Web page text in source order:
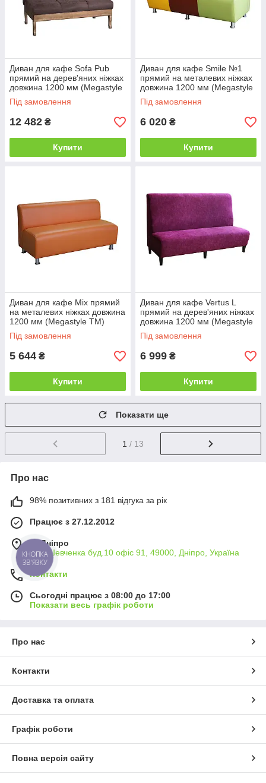
Диван для кафе Sofa Pub
прямий на дерев'яних ніжках
довжина 1200 мм (Megastyle
ТМ)
Під замовлення
12 482 ₴
Купити
Диван для кафе Smile №1
прямий на металевих ніжках
довжина 1200 мм (Megastyle
ТМ)
Під замовлення
6 020 ₴
Купити
Диван для кафе Mix прямий
на металевих ніжках довжина
1200 мм (Megastyle ТМ)
Під замовлення
5 644 ₴
Купити
Диван для кафе Vertus L
прямий на дерев'яних ніжках
довжина 1200 мм (Megastyle
ТМ)
Під замовлення
6 999 ₴
Купити
Показати ще
1 / 13
Про нас
98% позитивних з 181 відгука за рік
Працює з 27.12.2012
м. Дніпро
вул. Шевченка буд.10 офіс 91, 49000, Дніпро, Україна
Контакти
Сьогодні працює з 08:00 до 17:00
Показати весь графік роботи
Про нас
Контакти
Доставка та оплата
Графік роботи
Повна версія сайту
КНОПКА
ЗВ'ЯЗКУ